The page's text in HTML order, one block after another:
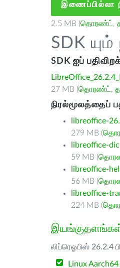
இணைப்பில்லா
2.5 MB (தொரண்ட் ,
SDK யும்
SDK ஐப்
27 MB (தொரண்ட் ,
நிரல்மூலத்தைப்
libreoffice-
279 MB (
libreoffice-
59 MB (
libreoffice-
56 MB (
libreoffice-
224 MB (
லிப்ரெஓபிஸ் 26.2.4
Linux Aarch64